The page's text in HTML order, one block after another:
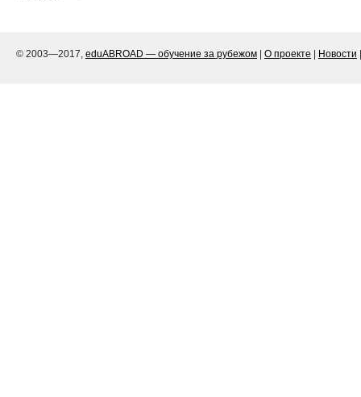
© 2003—2017, eduABROAD — обучение за рубежом О проекте Новости